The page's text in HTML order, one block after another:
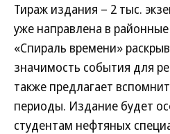
Тираж издания – 2 тыс.
уже направлена в
«Спираль времени»
значимость события для
также предлагает
периоды. Издание будет
студентам нефтяных